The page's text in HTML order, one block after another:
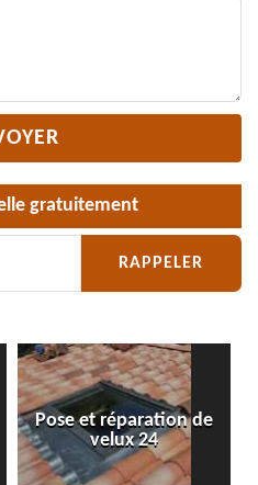
gratuitement
Pose et réparation de
velux 24